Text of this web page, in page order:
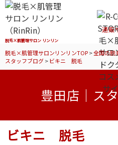
脱毛×肌管理サロン リンリン
通販
脱毛×肌管理サロンリンリンTOP>全国の脱
スタッフブログ>ビキニ 脱毛
豊田店｜ス
ビキニ 脱毛